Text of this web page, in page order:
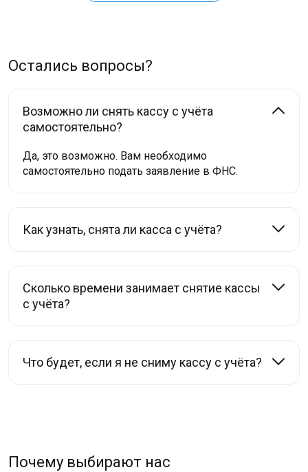
Остались вопросы?
Возможно ли снять кассу с учёта
самостоятельно?
Да, это возможно. Вам необходимо
самостоятельно подать заявление в ФНС.
Как узнать, снята ли касса с учёта?
Сколько времени занимает снятие кассы
с учёта?
Что будет, если я не сниму кассу с учёта?
Почему выбирают нас